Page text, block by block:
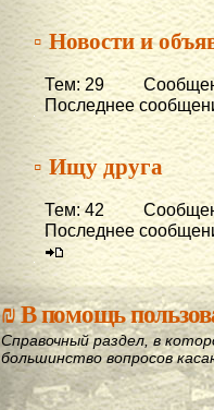
▫ Новости и
Тем: 29
Последнее
▫ Ищу друга
Тем: 42
Последнее
₪В помощь
Справочный раздел, в
большинство вопросов